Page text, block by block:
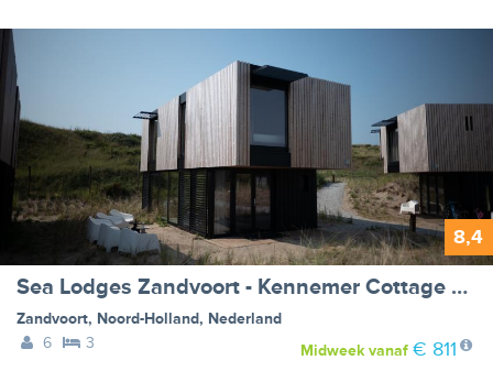
8,4
Sea Lodges Zandvoort - Kennemer Cottage 6 XL - no dog allowed
Zandvoort, Noord-Holland, Nederland
6
3 Midweekvanaf € 811